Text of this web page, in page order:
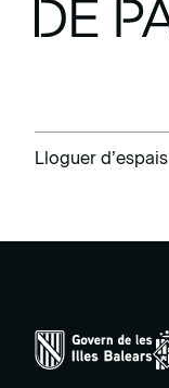
Lloguer d’espais